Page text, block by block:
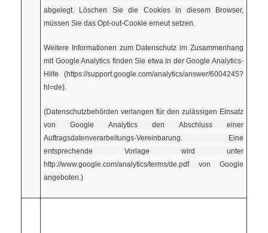
abgelegt. Löschen Sie die Cookies in diesem Browser,
müssen Sie das Opt-out-Cookie erneut setzen.
Weitere Informationen zum Datenschutz im Zusammenhang
mit Google Analytics finden Sie etwa in der Google Analytics-
Hilfe (https://support.google.com/analytics/answer/6004245?
hl=de).
(Datenschutzbehörden verlangen für den zulässigen Einsatz
von Google Analytics den Abschluss einer
Auftragsdatenverarbeitungs-Vereinbarung. Eine
entsprechende Vorlage wird unter
http://www.google.com/analytics/terms/de.pdf von Google
angeboten.)